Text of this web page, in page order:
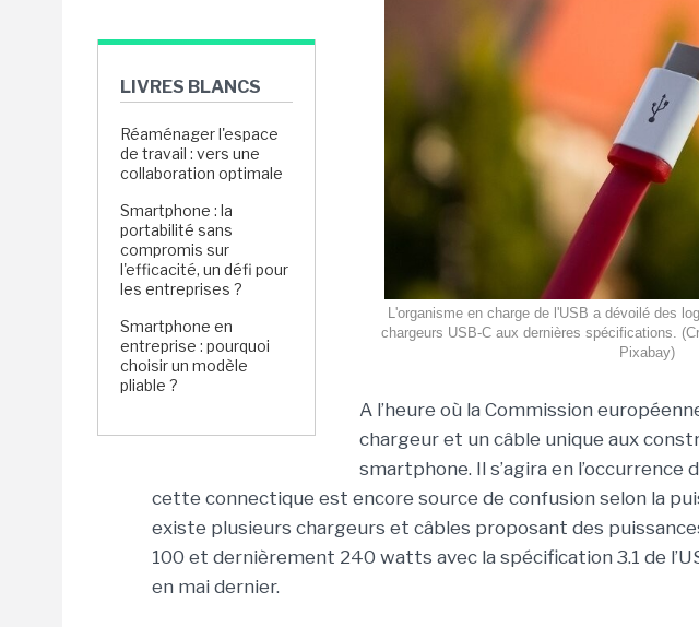
LIVRES BLANCS
Réaménager l'espace
de travail : vers une
collaboration optimale
Smartphone : la
portabilité sans
compromis sur
l'efficacité, un défi pour
les entreprises ?
Smartphone en
entreprise : pourquoi
choisir un modèle
pliable ?
L'organisme en charge de l'USB a dévoilé des
chargeurs USB-C aux dernières spécifications.
Pixabay)
A l’heure où la Commission
chargeur et un câble unique aux
smartphone. Il s’agira en l’occurrence
cette connectique est encore source de confusion selon la
existe plusieurs chargeurs et câbles proposant des
100 et dernièrement 240 watts avec la spécification 3.1 de
en mai dernier.